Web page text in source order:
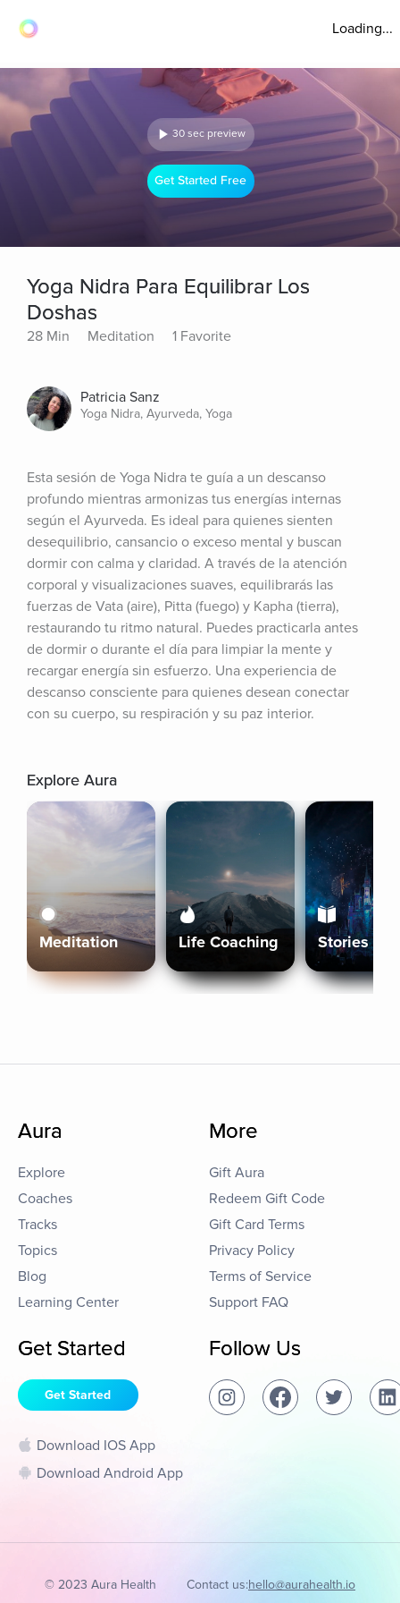
Loading...
30 sec preview
Get Started Free
Yoga Nidra Para Equilibrar Los
Doshas
28 Min Meditation 1 Favorite
Patricia Sanz
Yoga Nidra, Ayurveda, Yoga
Esta sesión de Yoga Nidra te guía a un descanso
profundo mientras armonizas tus energías internas
según el Ayurveda. Es ideal para quienes sienten
desequilibrio, cansancio o exceso mental y buscan
dormir con calma y claridad. A través de la atención
corporal y visualizaciones suaves, equilibrarás las
fuerzas de Vata (aire), Pitta (fuego) y Kapha (tierra),
restaurando tu ritmo natural. Puedes practicarla antes
de dormir o durante el día para limpiar la mente y
recargar energía sin esfuerzo. Una experiencia de
descanso consciente para quienes desean conectar
con su cuerpo, su respiración y su paz interior.
Explore Aura
Meditation Life Coaching Stories
Aura
Explore
Coaches
Tracks
Topics
Blog
Learning Center
More
Gift Aura
Redeem Gift Code
Gift Card Terms
Privacy Policy
Terms of Service
Support FAQ
Get Started
Get Started
Download IOS App
Download Android App
Follow Us
© 2023 Aura Health Contact us:hello@aurahealth.io